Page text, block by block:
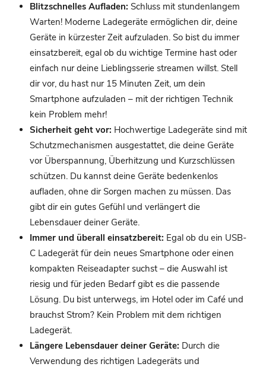
Blitzschnelles Aufladen: Schluss mit stundenlangem
Warten! Moderne Ladegeräte ermöglichen dir, deine
Geräte in kürzester Zeit aufzuladen. So bist du immer
einsatzbereit, egal ob du wichtige Termine hast oder
einfach nur deine Lieblingsserie streamen willst. Stell
dir vor, du hast nur 15 Minuten Zeit, um dein
Smartphone aufzuladen – mit der richtigen Technik
kein Problem mehr!
Sicherheit geht vor: Hochwertige Ladegeräte sind mit
Schutzmechanismen ausgestattet, die deine Geräte
vor Überspannung, Überhitzung und Kurzschlüssen
schützen. Du kannst deine Geräte bedenkenlos
aufladen, ohne dir Sorgen machen zu müssen. Das
gibt dir ein gutes Gefühl und verlängert die
Lebensdauer deiner Geräte.
Immer und überall einsatzbereit: Egal ob du ein USB-
C Ladegerät für dein neues Smartphone oder einen
kompakten Reiseadapter suchst – die Auswahl ist
riesig und für jeden Bedarf gibt es die passende
Lösung. Du bist unterwegs, im Hotel oder im Café und
brauchst Strom? Kein Problem mit dem richtigen
Ladegerät.
Längere Lebensdauer deiner Geräte: Durch die
Verwendung des richtigen Ladegeräts und